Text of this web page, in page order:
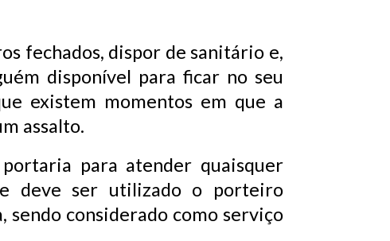
fechados, dispor de sanitário e,
disponível para ficar no seu
existem momentos em que a
assalto.
para atender quaisquer
deve ser utilizado o porteiro
considerado como serviço